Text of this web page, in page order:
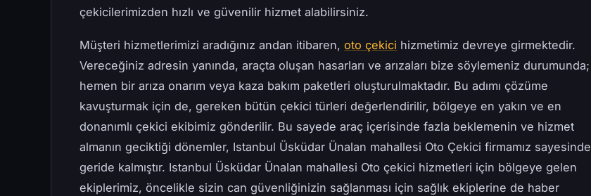
çekicilerimizden hızlı ve güvenilir hizmet alabilirsiniz.
Müşteri hizmetlerimizi aradığınız andan itibaren,oto çekici hizmetimiz devreye girmektedir.
Vereceğiniz adresin yanında, araçta oluşan hasarları ve arızaları bize söylemeniz durumunda;
hemen bir arıza onarım veya kaza bakım paketleri oluşturulmaktadır. Bu adımı çözüme
kavuşturmak için de, gereken bütün çekici türleri değerlendirilir, bölgeye en yakın ve en
donanımlı çekici ekibimiz gönderilir. Bu sayede araç içerisinde fazla beklemenin ve hizmet
almanın geciktiği dönemler, Istanbul Üsküdar Ünalan mahallesi Oto Çekici firmamız sayesinde
geride kalmıştır. Istanbul Üsküdar Ünalan mahallesi Oto çekici hizmetleri için bölgeye gelen
ekiplerimiz, öncelikle sizin can güvenliğinizin sağlanması için sağlık ekiplerine de haber